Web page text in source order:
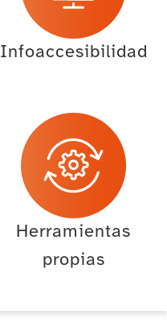
Infoaccesibilidad
Herramientas
propias